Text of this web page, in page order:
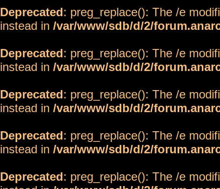
Deprecated: preg_replace(): The /e
instead in /var/www/sdb/d/2/
Deprecated: preg_replace(): The /e
instead in /var/www/sdb/d/2/
Deprecated: preg_replace(): The /e
instead in /var/www/sdb/d/2/
Deprecated: preg_replace(): The /e
instead in /var/www/sdb/d/2/
Deprecated: preg_replace(): The /e